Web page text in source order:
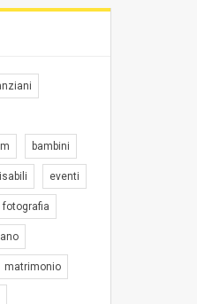
bambini
eventi
fotografia
matrimonio